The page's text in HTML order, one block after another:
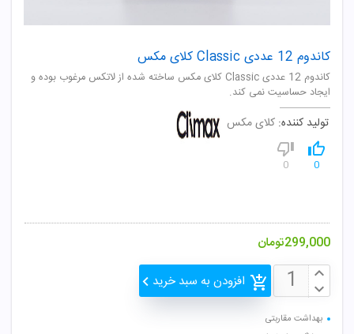
کاندوم 12 عددی Classic کلای مکس
کاندوم 12 عددی Classic کلای مکس ساخته شده از لاتکس مرغوب بوده و
ایجاد حساسیت نمی کند.
تولید کننده: کلای مکس
0
0
299,000تومان
افزودن به سبد خرید
بهداشت مقاربتی